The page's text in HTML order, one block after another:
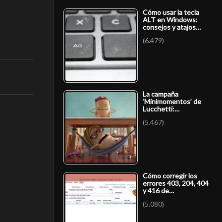
Cómo usar la tecla
ALT en Windows:
consejos y atajos…
(6.479)
La campaña
‘Minimomentos’ de
Lucchetti:…
(5.467)
Cómo corregir los
errores 403, 204, 404
y 416 de…
(5.080)